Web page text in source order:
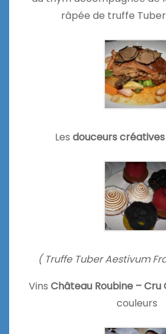
râpée de truffe
Les douceurs créatives
( Truffe Tuber Aestivum
Vins Château Roubine – Cru
couleurs